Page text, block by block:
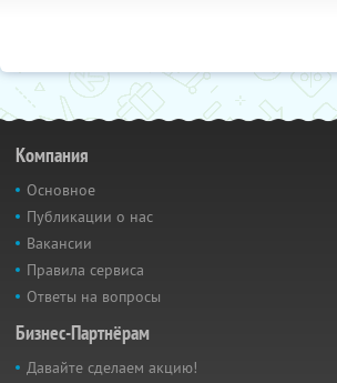
Компания
Основное
Публикации о нас
Вакансии
Правила сервиса
Ответы на вопросы
Бизнес-Партнёрам
Давайте сделаем акцию!